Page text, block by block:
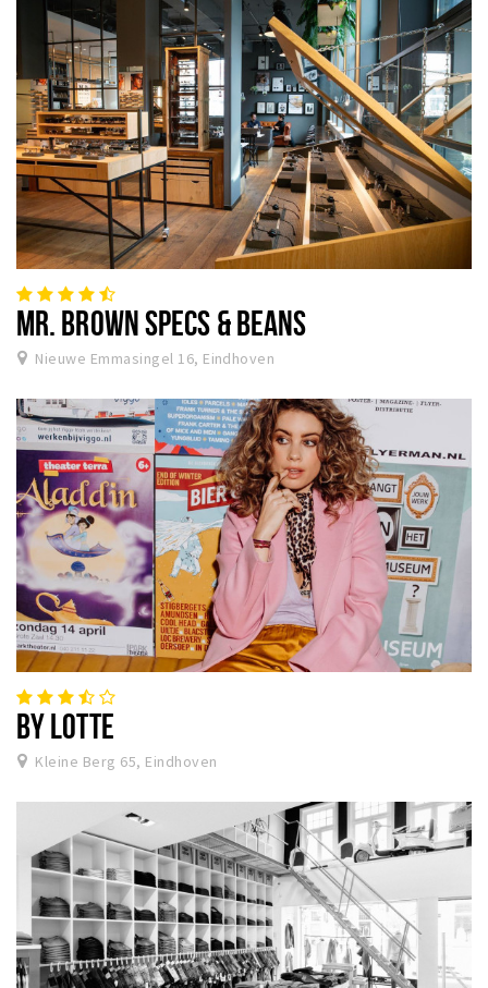
MR. BROWN SPECS & BEANS
Nieuwe Emmasingel 16, Eindhoven
BY LOTTE
Kleine Berg 65, Eindhoven